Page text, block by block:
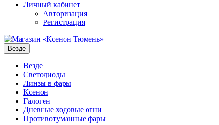
Личный кабинет
Авторизация
Регистрация
Везде
Везде
Светодиоды
Линзы в фары
Ксенон
Галоген
Дневные ходовые огни
Противотуманные фары